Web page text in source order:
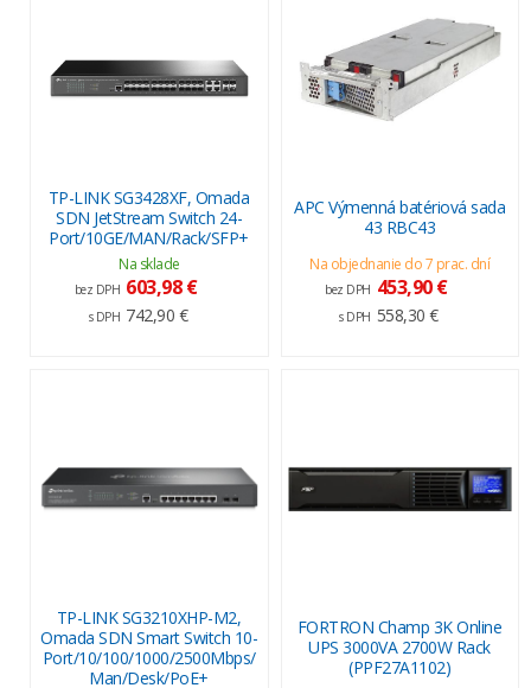
TP-LINK SG3428XF, Omada
SDN JetStream Switch 24-
Port/10GE/MAN/Rack/SFP+
Na sklade
bez DPH 603,98 €
s DPH 742,90 €
APC Výmenná batériová sada
43 RBC43
Na objednanie do 7 prac. dní
bez DPH 453,90 €
s DPH 558,30 €
TP-LINK SG3210XHP-M2,
Omada SDN Smart Switch 10-
Port/10/100/1000/2500Mbps/
Man/Desk/PoE+
FORTRON Champ 3K Online
UPS 3000VA 2700W Rack
(PPF27A1102)